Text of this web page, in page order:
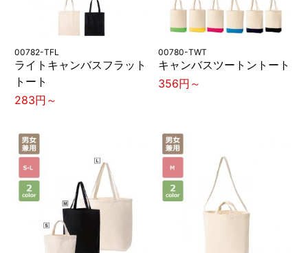
00782-TFL
ライトキャンバスフラット
トート
283円～
00780-TWT
キャンバスツートントート
356円～